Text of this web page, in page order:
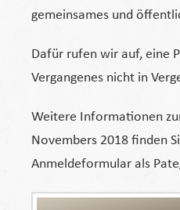
gemeinsames und
Dafür rufen wir auf, eine
Vergangenes nicht in
Weitere Informationen
Novembers 2018 finden
Anmeldeformular als